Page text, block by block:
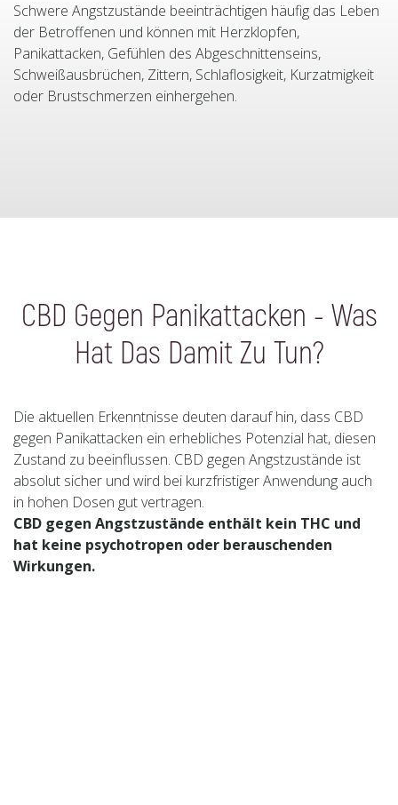
Schwere Angstzustände beeinträchtigen häufig das Leben
der Betroffenen und können mit Herzklopfen,
Panikattacken, Gefühlen des Abgeschnittenseins,
Schweißausbrüchen, Zittern, Schlaflosigkeit, Kurzatmigkeit
oder Brustschmerzen einhergehen.
CBD Gegen Panikattacken - Was
Hat Das Damit Zu Tun?
Die aktuellen Erkenntnisse deuten darauf hin, dass CBD
gegen Panikattacken ein erhebliches Potenzial hat, diesen
Zustand zu beeinflussen. CBD gegen Angstzustände ist
absolut sicher und wird bei kurzfristiger Anwendung auch
in hohen Dosen gut vertragen.
CBD gegen Angstzustände enthält kein THC und
hat keine psychotropen oder berauschenden
Wirkungen.